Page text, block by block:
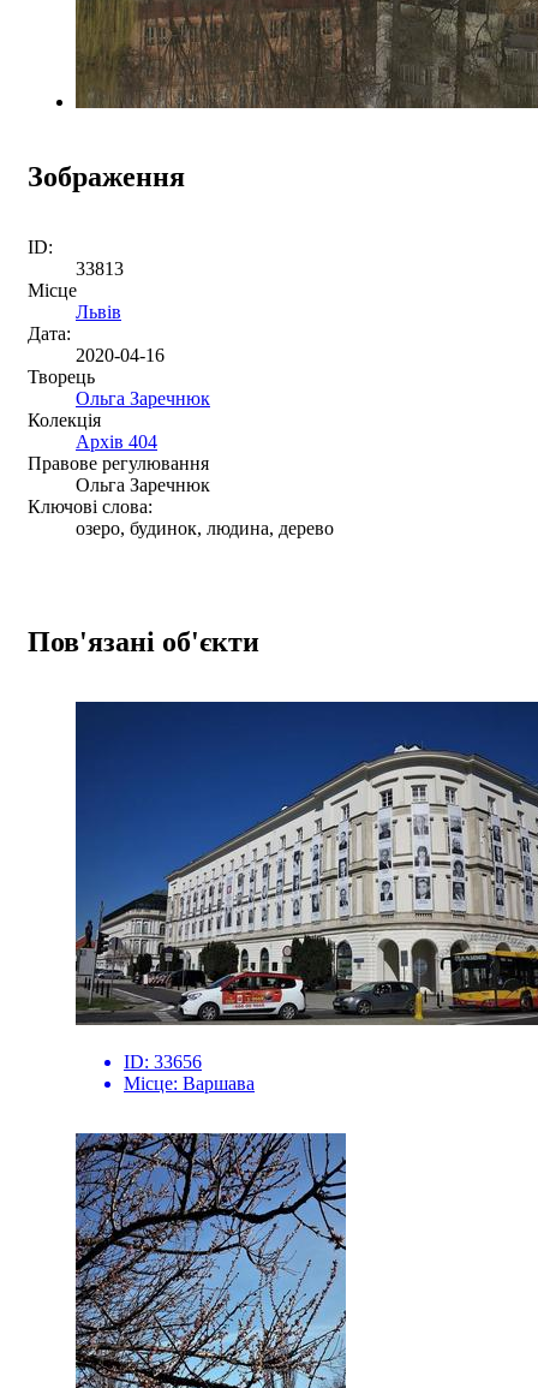
Зображення
ID:
33813
Місце
Львів
Дата:
2020-04-16
Творець
Ольга Заречнюк
Колекція
Архів 404
Правове регулювання
Ольга Заречнюк
Ключові слова:
озеро, будинок, людина, дерево
Пов'язані об'єкти
ID: 33656
Місце: Варшава